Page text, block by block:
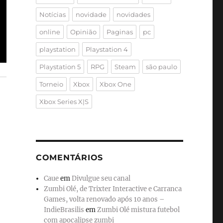
Notícias novidade novidades
online Opinião Paginas pc
playstation Playstation 4
Playstation 5 RPG Steam são paulo
Torneio Xbox Xbox One
Xbox Series X|S
COMENTÁRIOS
CaueemDivulgue seu canal
Zumbi Olé, de Trixter Interactive e Carranca
Games, volta renovado após 10 anos –
IndieBrasilis emZumbi Olé mistura futebol
com apocalipse zumbi